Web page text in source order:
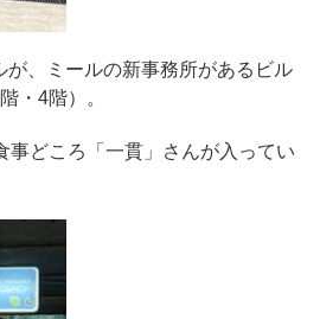
が、ミールの新事務所があるビル
・4階）。
事どころ「一貫」さんが入ってい